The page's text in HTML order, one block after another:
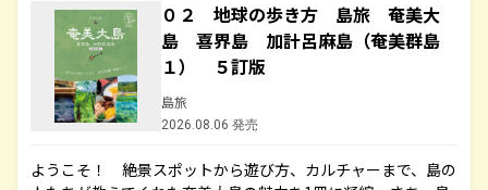
０２ 地球の歩き方 島旅 奄美大
島 喜界島 加計呂麻島（奄美群島
１） ５訂版
島旅
2026.08.06 発売
ようこそ！ 絶景スポットから遊び方、カルチャーまで、島の